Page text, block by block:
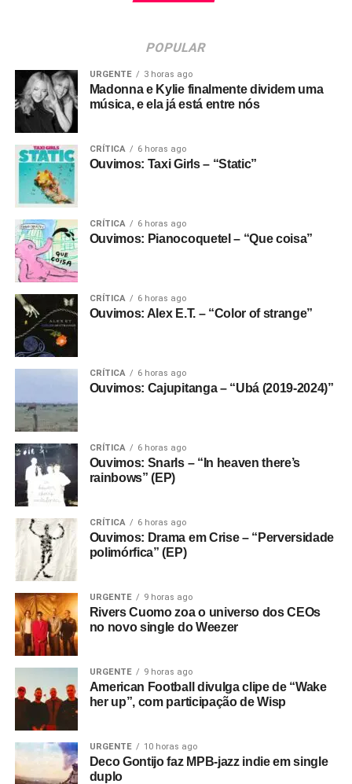
POPULAR
URGENTE 3 horas ago
Madonna e Kylie finalmente dividem uma
música, e ela já está entre nós
CRÍTICA 6 horas ago
Ouvimos: Taxi Girls – “Static”
CRÍTICA 6 horas ago
Ouvimos: Pianocoquetel – “Que coisa”
CRÍTICA 6 horas ago
Ouvimos: Alex E.T. – “Color of strange”
CRÍTICA 6 horas ago
Ouvimos: Cajupitanga – “Ubá (2019-2024)”
CRÍTICA 6 horas ago
Ouvimos: Snarls – “In heaven there’s
rainbows” (EP)
CRÍTICA 6 horas ago
Ouvimos: Drama em Crise – “Perversidade
polimórfica” (EP)
URGENTE 9 horas ago
Rivers Cuomo zoa o universo dos CEOs
no novo single do Weezer
URGENTE 9 horas ago
American Football divulga clipe de “Wake
her up”, com participação de Wisp
URGENTE 10 horas ago
Deco Gontijo faz MPB-jazz indie em single
duplo